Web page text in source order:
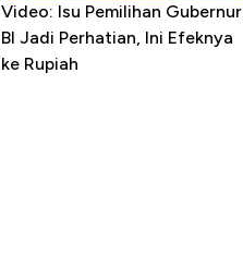
Video: Isu Pemilihan Gubernur
BI Jadi Perhatian, Ini Efeknya
ke Rupiah